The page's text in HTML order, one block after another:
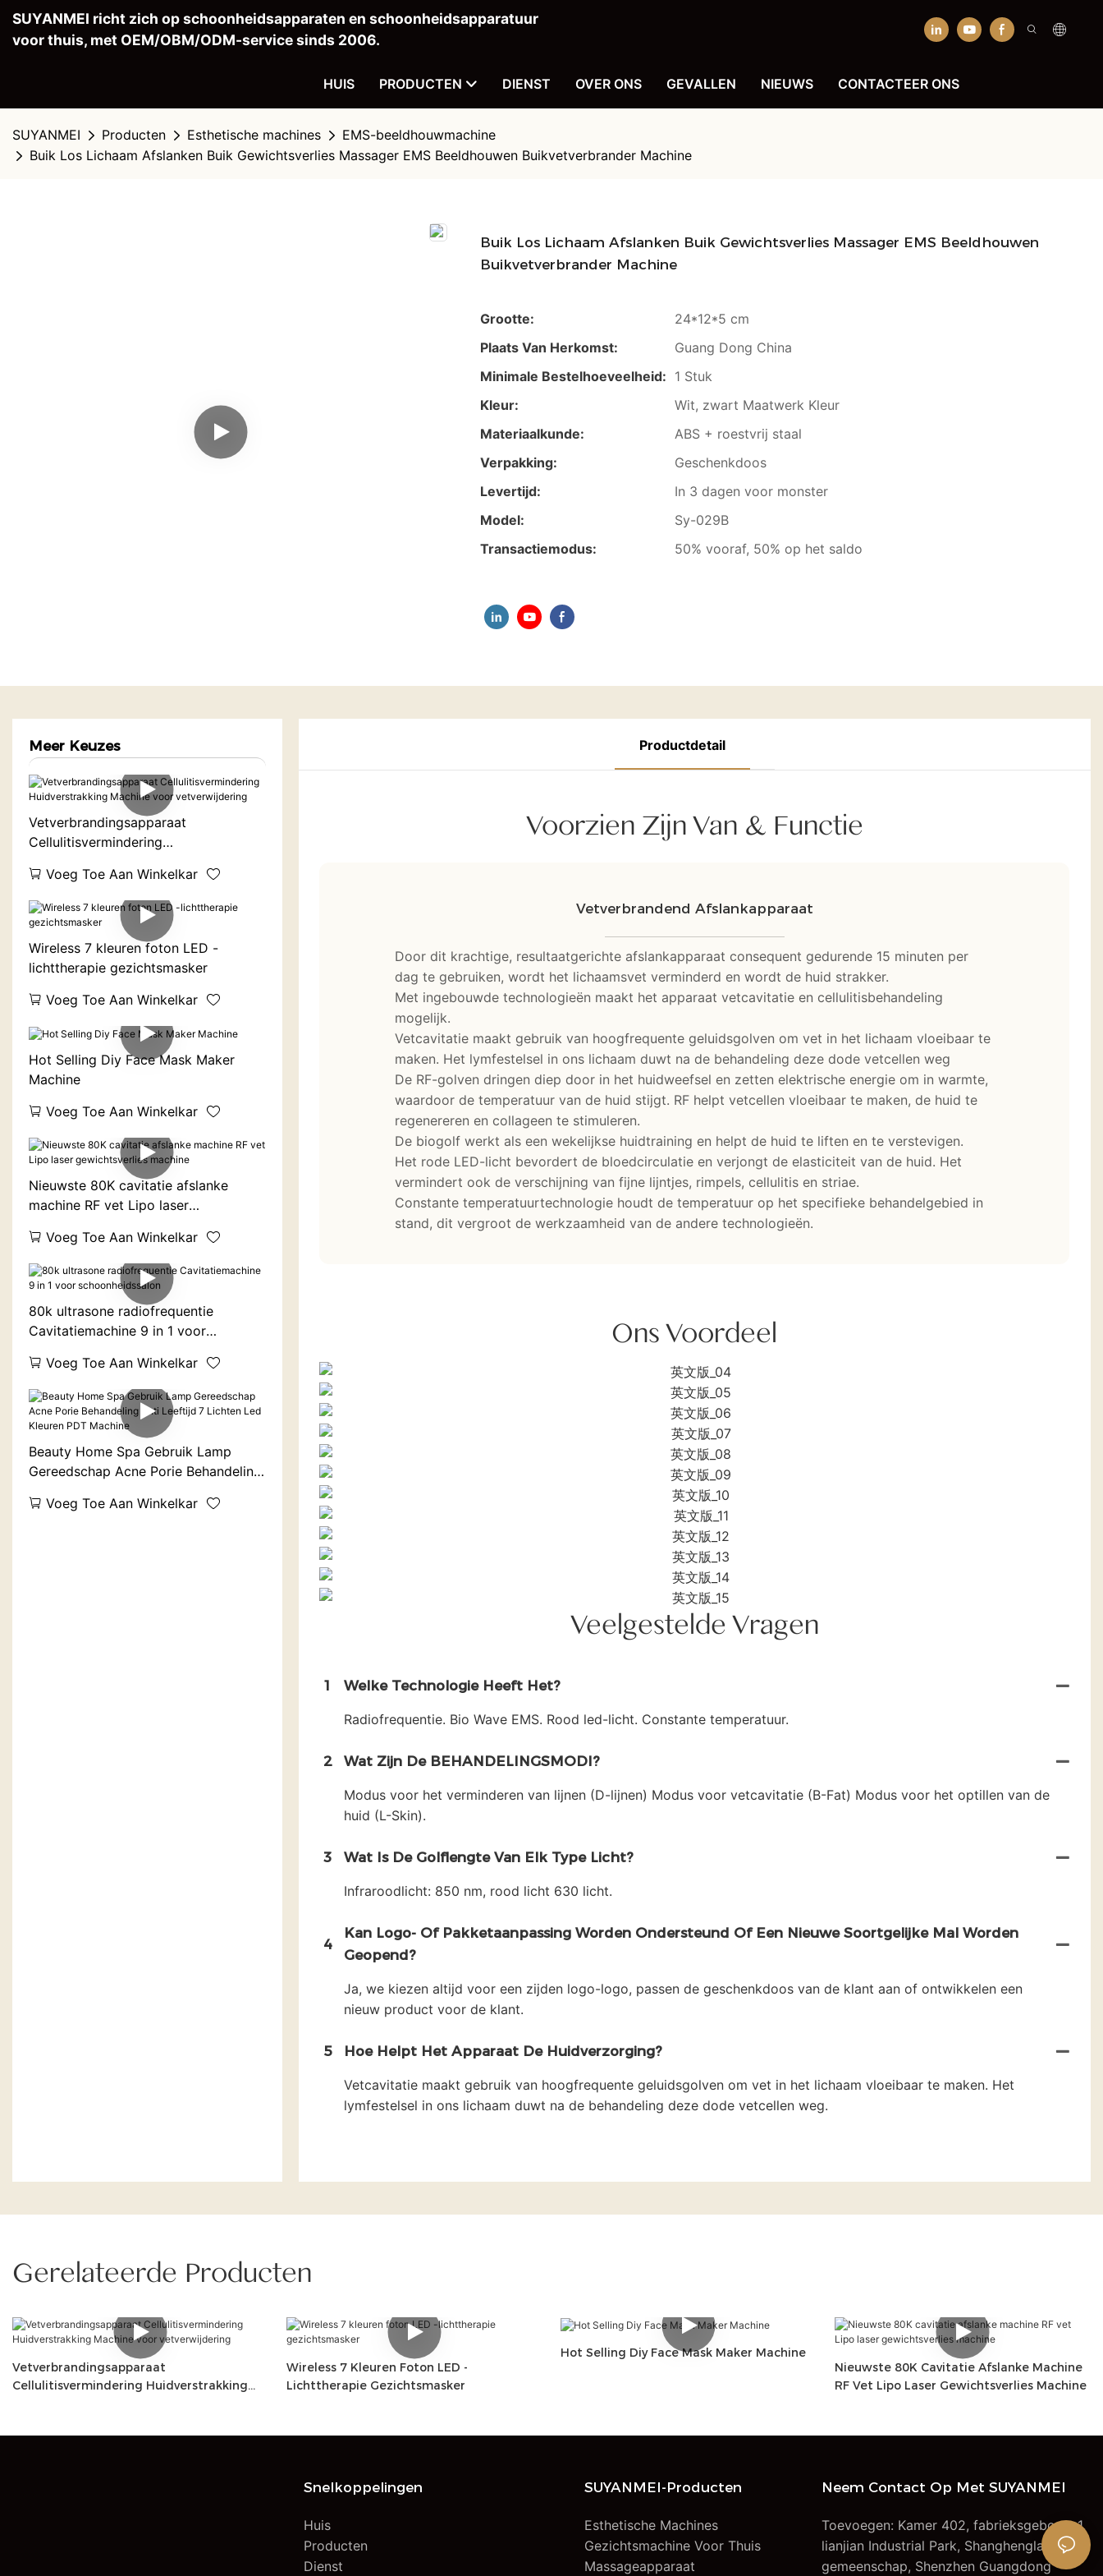
SUYANMEI richt zich op schoonheidsapparaten en schoonheidsapparatuur
voor thuis, met OEM/OBM/ODM-service sinds 2006.
HUIS PRODUCTEN DIENST OVER ONS GEVALLEN NIEUWS CONTACTEER ONS
SUYANMEI Producten Esthetische machines
EMS-beeldhouwmachine
Buik Los Lichaam Afslanken Buik Gewichtsverlies Massager EMS Beeldhouwen Buikvetverbrander Machine
Buik Los Lichaam Afslanken Buik Gewichtsverlies Massager EMS Beeldhouwen
Buikvetverbrander Machine
Grootte:
24*12*5 cm
Plaats Van Herkomst:
Guang Dong China
Minimale Bestelhoeveelheid: 1 Stuk
Kleur:
Wit, zwart Maatwerk Kleur
Materiaalkunde:
ABS + roestvrij staal
Verpakking:
Geschenkdoos
Levertijd:
In 3 dagen voor monster
Model:
Sy-029B
Transactiemodus:
50% vooraf, 50% op het saldo
Productdetail
Voorzien Zijn Van & Functie
Vetverbrandend Afslankapparaat
Door dit krachtige, resultaatgerichte afslankapparaat consequent gedurende 15 minuten per
dag te gebruiken, wordt het lichaamsvet verminderd en wordt de huid strakker.
Met ingebouwde technologieën maakt het apparaat vetcavitatie en cellulitisbehandeling
mogelijk.
Vetcavitatie maakt gebruik van hoogfrequente geluidsgolven om vet in het lichaam vloeibaar te
maken. Het lymfestelsel in ons lichaam duwt na de behandeling deze dode vetcellen weg
De RF-golven dringen diep door in het huidweefsel en zetten elektrische energie om in warmte,
waardoor de temperatuur van de huid stijgt. RF helpt vetcellen vloeibaar te maken, de huid te
regenereren en collageen te stimuleren.
De biogolf werkt als een wekelijkse huidtraining en helpt de huid te liften en te verstevigen.
Het rode LED-licht bevordert de bloedcirculatie en verjongt de elasticiteit van de huid. Het
vermindert ook de verschijning van fijne lijntjes, rimpels, cellulitis en striae.
Constante temperatuurtechnologie houdt de temperatuur op het specifieke behandelgebied in
stand, dit vergroot de werkzaamheid van de andere technologieën.
Ons Voordeel
Veelgestelde Vragen
1 Welke Technologie Heeft Het?
Radiofrequentie. Bio Wave EMS. Rood led-licht. Constante temperatuur.
2 Wat Zijn De BEHANDELINGSMODI?
Modus voor het verminderen van lijnen (D-lijnen) Modus voor vetcavitatie (B-Fat) Modus voor het optillen van de
huid (L-Skin).
3 Wat Is De Golflengte Van Elk Type Licht?
Infraroodlicht: 850 nm, rood licht 630 licht.
4
Kan Logo- Of Pakketaanpassing Worden Ondersteund Of Een Nieuwe Soortgelijke Mal Worden
Geopend?
Ja, we kiezen altijd voor een zijden logo-logo, passen de geschenkdoos van de klant aan of ontwikkelen een
nieuw product voor de klant.
5 Hoe Helpt Het Apparaat De Huidverzorging?
Vetcavitatie maakt gebruik van hoogfrequente geluidsgolven om vet in het lichaam vloeibaar te maken. Het
lymfestelsel in ons lichaam duwt na de behandeling deze dode vetcellen weg.
Meer Keuzes
Vetverbrandingsapparaat
Cellulitisvermindering
vetverwijdering
Voeg Toe Aan Winkelkar
Wireless 7 kleuren foton LED -
lichttherapie gezichtsmasker
Voeg Toe Aan Winkelkar
Hot Selling Diy Face Mask Maker
Machine
Voeg Toe Aan Winkelkar
Nieuwste 80K cavitatie afslanke
machine RF vet Lipo laser
Voeg Toe Aan Winkelkar
80k ultrasone radiofrequentie
Cavitatiemachine 9 in 1 voor
Voeg Toe Aan Winkelkar
Beauty Home Spa Gebruik Lamp
Gereedschap Acne Porie Behandeling
PDT Machine
Voeg Toe Aan Winkelkar
Gerelateerde Producten
Vetverbrandingsapparaat
Cellulitisvermindering Huidverstrakking
Wireless 7 Kleuren Foton LED -
Lichttherapie Gezichtsmasker
Hot Selling Diy Face Mask Maker Machine
Nieuwste 80K Cavitatie Afslanke Machine
RF Vet Lipo Laser Gewichtsverlies Machine
Snelkoppelingen
Huis
Producten
Dienst
SUYANMEI-Producten
Esthetische Machines
Gezichtsmachine Voor Thuis
Massageapparaat
Neem Contact Op Met SUYANMEI
Toevoegen: Kamer 402, fabrieksgebouw 1,
lianjian Industrial Park, Shanghenglang-
gemeenschap, Shenzhen Guangdong